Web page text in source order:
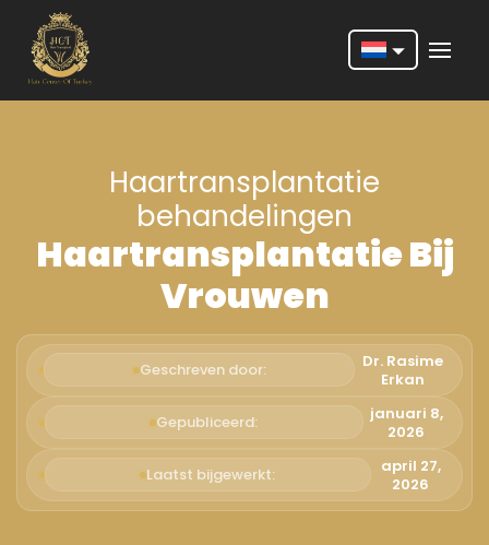
Français
Deutsch
Português
Türkçe
Italiano
Română
Русский
Haartransplantatie
behandelingen
Haartransplantatie Bij
Vrouwen
Geschreven door:
Dr. Rasime
Erkan
Gepubliceerd:
januari 8,
2026
Laatst bijgewerkt:
april 27,
2026